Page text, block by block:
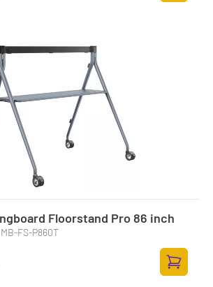
Floorstand Pro 86 inch
MB-FS-P860T